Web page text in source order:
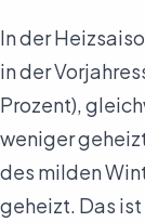
In der
in der
Prozent),
weniger
des milden
geheizt. Das